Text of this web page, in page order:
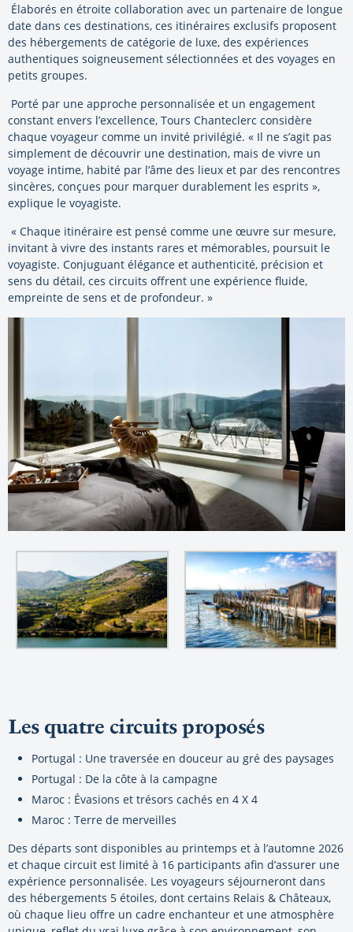
Élaborés en étroite collaboration avec un partenaire de longue
date dans ces destinations, ces itinéraires exclusifs proposent
des hébergements de catégorie de luxe, des expériences
authentiques soigneusement sélectionnées et des voyages en
petits groupes.
Porté par une approche personnalisée et un engagement
constant envers l’excellence, Tours Chanteclerc considère
chaque voyageur comme un invité privilégié. « Il ne s’agit pas
simplement de découvrir une destination, mais de vivre un
voyage intime, habité par l’âme des lieux et par des rencontres
sincères, conçues pour marquer durablement les esprits »,
explique le voyagiste.
« Chaque itinéraire est pensé comme une œuvre sur mesure,
invitant à vivre des instants rares et mémorables, poursuit le
voyagiste. Conjuguant élégance et authenticité, précision et
sens du détail, ces circuits offrent une expérience fluide,
empreinte de sens et de profondeur. »
Les quatre circuits proposés
Portugal : Une traversée en douceur au gré des paysages
Portugal : De la côte à la campagne
Maroc : Évasions et trésors cachés en 4 X 4
Maroc : Terre de merveilles
Des départs sont disponibles au printemps et à l’automne 2026
et chaque circuit est limité à 16 participants afin d’assurer une
expérience personnalisée. Les voyageurs séjourneront dans
des hébergements 5 étoiles, dont certains Relais & Châteaux,
où chaque lieu offre un cadre enchanteur et une atmosphère